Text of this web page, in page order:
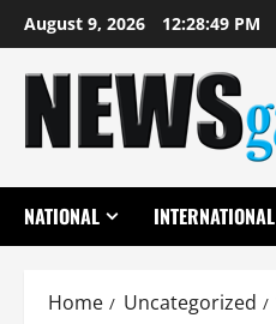
Skip
to
content
August 9, 2026 12:28:50 PM
NATIONAL INTERNATIONAL
Home Uncategorized